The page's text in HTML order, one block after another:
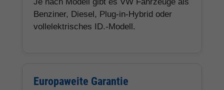
Benziner, Diesel, Plug-in-Hybrid oder
vollelektrisches ID.-Modell.
Europaweite Garantie